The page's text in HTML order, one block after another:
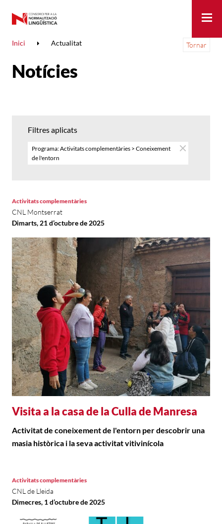
Inici Actualitat Tornar
Notícies
Filtres aplicats
Programa: Activitats complementàries > Coneixement
de l'entorn
Visita a la casa de la Culla de Manresa
Activitats complementàries
CNL Montserrat
Dimarts, 21 d’octubre de 2025
Activitat de coneixement de l'entorn per descobrir una
masia històrica i la seva activitat vitivinícola
Activitats complementàries
CNL de Lleida
Dimecres, 1 d’octubre de 2025